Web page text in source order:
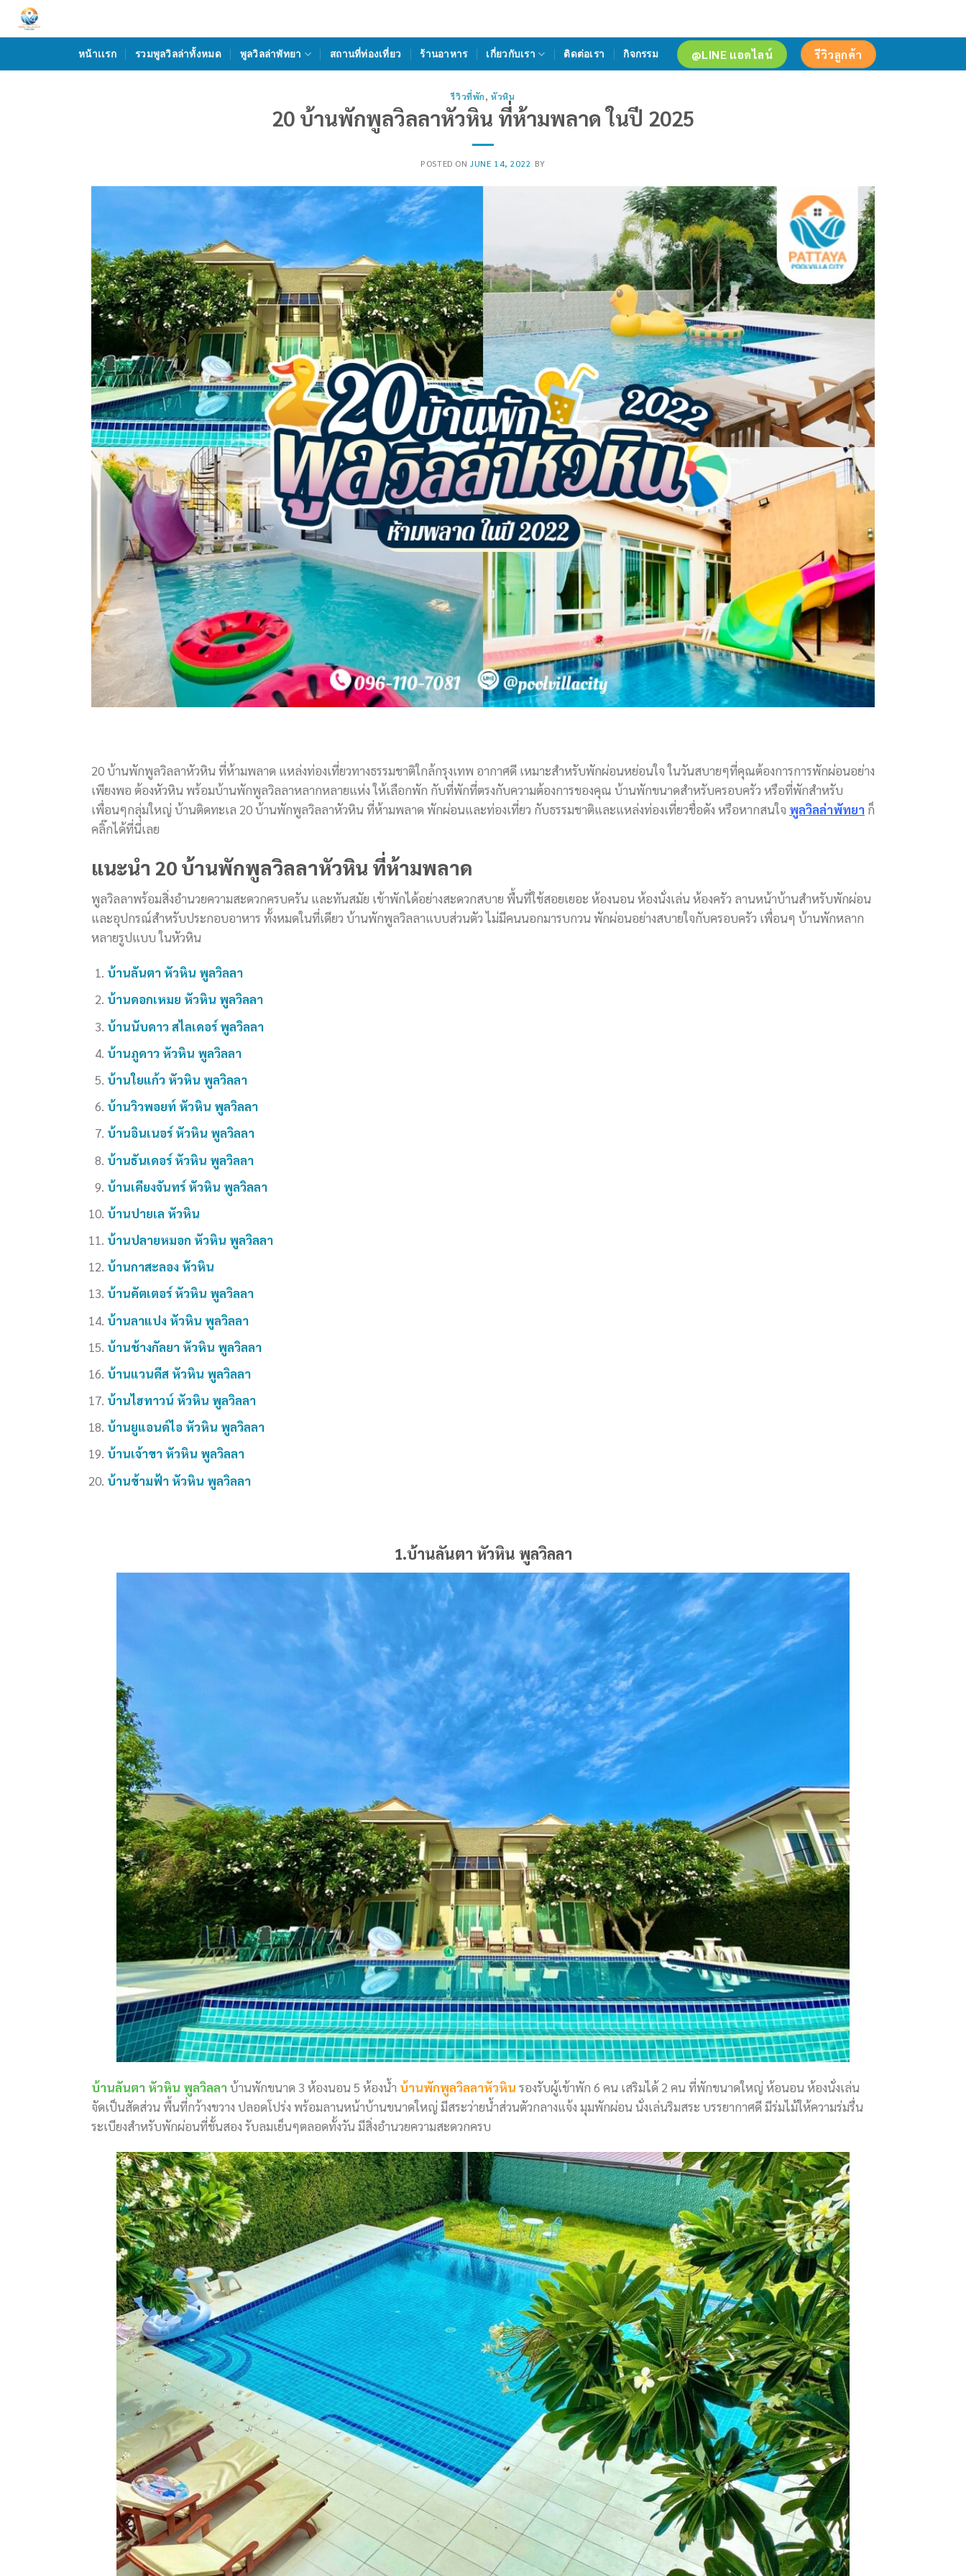
หน้าเเรก รวมพูลวิลล่าทั้งหมด พูลวิลล่าพัทยา สถานที่ท่องเที่ยว ร้านอาหาร เกี่ยวกับเรา ติดต่อเรา กิจกรรม @LINE แอดไลน์ รีวิวลูกค้า
รีวิวที่พัก,หัวหิน
20 บ้านพักพูลวิลลาหัวหิน ที่ห้ามพลาด ในปี 2025
POSTED ON JUNE 14, 2022 BY
20 บ้านพักพูลวิลลาหัวหิน ที่ห้ามพลาด แหล่งท่องเที่ยวทางธรรมชาติใกล้กรุงเทพ อากาศดี เหมาะสำหรับพักผ่อนหย่อนใจ ในวันสบายๆที่คุณต้องการการพักผ่อนอย่าง
เพียงพอ ต้องหัวหิน พร้อมบ้านพักพูลวิลลาหลากหลายแห่ง ให้เลือกพัก กับที่พักที่ตรงกับความต้องการของคุณ บ้านพักขนาดสำหรับครอบครัว หรือที่พักสำหรับ
เพื่อนๆกลุ่มใหญ่ บ้านติดทะเล 20 บ้านพักพูลวิลลาหัวหิน ที่ห้ามพลาด พักผ่อนและท่องเที่ยว กับธรรมชาติและแหล่งท่องเที่ยวชื่อดัง หรือหากสนใจ พูลวิลล่าพัทยา ก็
คลิ๊กได้ที่นี่เลย
แนะนำ 20 บ้านพักพูลวิลลาหัวหิน ที่ห้ามพลาด
พูลวิลลาพร้อมสิ่งอำนวยความสะดวกครบครัน และทันสมัย เข้าพักได้อย่างสะดวกสบาย พื้นที่ใช้สอยเยอะ ห้องนอน ห้องนั่งเล่น ห้องครัว ลานหน้าบ้านสำหรับพักผ่อน
และอุปกรณ์สำหรับประกอบอาหาร ทั้งหมดในที่เดียว บ้านพักพูลวิลลาแบบส่วนตัว ไม่มีคนนอกมารบกวน พักผ่อนอย่างสบายใจกับครอบครัว เพื่อนๆ บ้านพักหลาก
หลายรูปแบบ ในหัวหิน
บ้านลันตา หัวหิน พูลวิลลา
บ้านดอกเหมย หัวหิน พูลวิลลา
บ้านนับดาว สไลเดอร์ พูลวิลลา
บ้านภูดาว หัวหิน พูลวิลลา
บ้านใยแก้ว หัวหิน พูลวิลลา
บ้านวิวพอยท์ หัวหิน พูลวิลลา
บ้านอินเนอร์ หัวหิน พูลวิลลา
บ้านธันเดอร์ หัวหิน พูลวิลลา
บ้านเคียงจันทร์ หัวหิน พูลวิลลา
บ้านปายเล หัวหิน
บ้านปลายหมอก หัวหิน พูลวิลลา
บ้านกาสะลอง หัวหิน
บ้านคัตเตอร์ หัวหิน พูลวิลลา
บ้านลาแปง หัวหิน พูลวิลลา
บ้านช้างกัลยา หัวหิน พูลวิลลา
บ้านแวนดีส หัวหิน พูลวิลลา
บ้านไฮทาวน์ หัวหิน พูลวิลลา
บ้านยูแอนด์ไอ หัวหิน พูลวิลลา
บ้านเจ้าขา หัวหิน พูลวิลลา
บ้านข้ามฟ้า หัวหิน พูลวิลลา
1.บ้านลันตา หัวหิน พูลวิลลา
บ้านลันตา หัวหิน พูลวิลลา บ้านพักขนาด 3 ห้องนอน 5 ห้องน้ำ บ้านพักพูลวิลลาหัวหิน รองรับผู้เข้าพัก 6 คน เสริมได้ 2 คน ที่พักขนาดใหญ่ ห้อนอน ห้องนั่งเล่น
จัดเป็นสัดส่วน พื้นที่กว้างขวาง ปลอดโปร่ง พร้อมลานหน้าบ้านขนาดใหญ่ มีสระว่ายน้ำส่วนตัวกลางแจ้ง มุมพักผ่อน นั่งเล่นริมสระ บรรยากาศดี มีร่มไม้ให้ความร่มรื่น
ระเบียงสำหรับพักผ่อนที่ชั้นสอง รับลมเย็นๆตลอดทั้งวัน มีสิ่งอำนวยความสะดวกครบ